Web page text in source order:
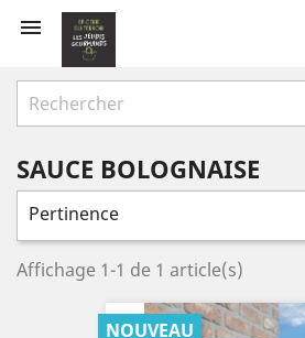

SAUCE BOLOGNAISE
Pertinence
Affichage 1-1 de 1 article(s)
NOUVEAU